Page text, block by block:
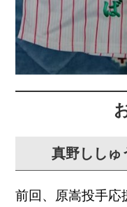
真野ししゅ
前回、原嵩投手応